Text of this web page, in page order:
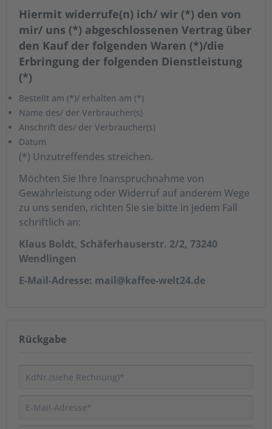
Hiermit widerrufe(n) ich/ wir (*) den von
mir/ uns (*) abgeschlossenen Vertrag über
den Kauf der folgenden Waren (*)/die
Erbringung der folgenden Dienstleistung
(*)
Bestellt am (*)/ erhalten am (*)
Name des/ der Verbraucher(s)
Anschrift des/ der Verbraucher(s)
Datum
(*) Unzutreffendes streichen.
Möchten Sie Ihre Inanspruchnahme von
Gewährleistung oder Widerruf auf anderem Wege
zu uns senden, richten Sie sie bitte in jedem Fall
schriftlich an:
Klaus Boldt, Schäferhauserstr. 2/2, 73240
Wendlingen
E-Mail-Adresse: mail@kaffee-welt24.de
Rückgabe